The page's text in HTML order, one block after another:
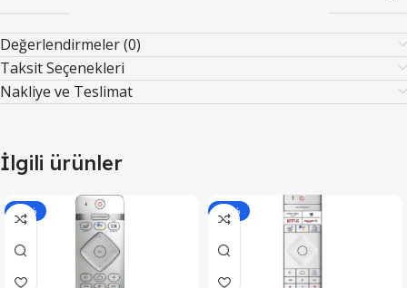
Değerlendirmeler (0)
Taksit Seçenekleri
Nakliye ve Teslimat
İlgili ürünler
-14% -10%